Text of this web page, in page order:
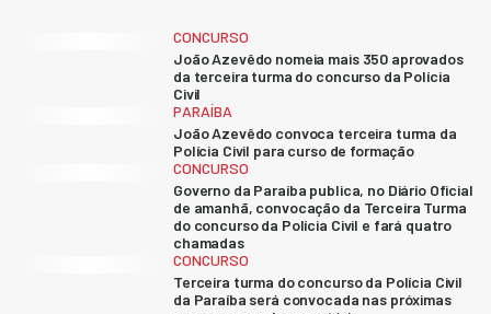
CONCURSO
João Azevêdo nomeia mais 350 aprovados
da terceira turma do concurso da Polícia
Civil
PARAÍBA
João Azevêdo convoca terceira turma da
Polícia Civil para curso de formação
CONCURSO
Governo da Paraíba publica, no Diário Oficial
de amanhã, convocação da Terceira Turma
do concurso da Polícia Civil e fará quatro
chamadas
CONCURSO
Terceira turma do concurso da Polícia Civil
da Paraíba será convocada nas próximas